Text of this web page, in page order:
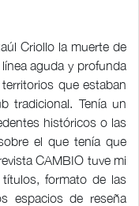
Criollo la muerte de
aguda y profunda
que estaban
tradicional. Tenía un
históricos o las
el que tenía que
CAMBIO tuve mi
formato de las
espacios de reseña